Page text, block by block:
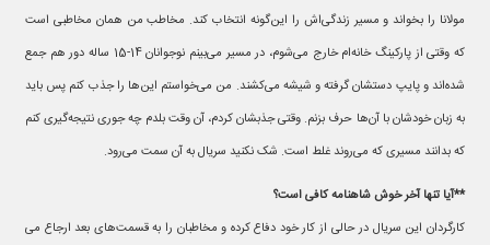
مولانا را بخواند و مسیر زندگی‌اش را این‌گونه انتخاب کند. مخاطب من همان مخاطبی است
که وقتی از پارکینگ خانه‌ام خارج می‌شوم، در مسیر می‌بینم نوجوانان 14-15 ساله‌ دور هم جمع
شده‌اند و پایپ دستشان گرفته و شیشه می‌کشند. من می‌خواستم این‌ها را جذب کنم پس باید
به زبان خودشان با آن‌ها حرف بزنم. وقتی‌ جذبشان کردم، آن وقت بلدم چه جوری نتیجه‌گیری کنم
که بدانند مسیری که می‌روند غلط است. شک نکنید سریال به آن سمت می‌رود.
**آیا تنها آخر خوش شاهنامه کافی است؟
کارگردان این سریال در حالی از کار خود دفاع کرده و مخاطبان را به قسمت‌های بعد ارجاع می